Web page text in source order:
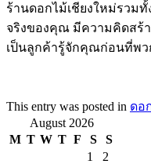
ร้านดอกไม้เชียงใหม่รวม
จริงของคุณ มีความคิดสร้
เป็นลูกค้ารู้จักคุณก่อนที่พว
This entry was posted in ดอ
August 2026
M T W T F S
S
1
2